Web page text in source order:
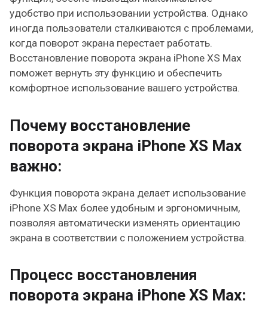
удобство при использовании устройства. Однако
иногда пользователи сталкиваются с проблемами,
когда поворот экрана перестает работать.
Восстановление поворота экрана iPhone XS Max
поможет вернуть эту функцию и обеспечить
комфортное использование вашего устройства.
Почему восстановление
поворота экрана iPhone XS Max
важно:
Функция поворота экрана делает использование
iPhone XS Max более удобным и эргономичным,
позволяя автоматически изменять ориентацию
экрана в соответствии с положением устройства.
Процесс восстановления
поворота экрана iPhone XS Max: